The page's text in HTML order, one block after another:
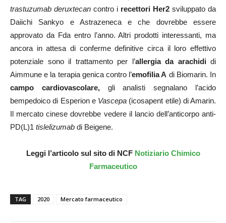
trastuzumab deruxtecan contro i recettori Her2 sviluppato da
Daiichi Sankyo e Astrazeneca e che dovrebbe essere
approvato da Fda entro l’anno. Altri prodotti interessanti, ma
ancora in attesa di conferme definitive circa il loro effettivo
potenziale sono il trattamento per l’allergia da arachididi
Aimmune e la terapia genica contro l’emofilia A di Biomarin. In
campo cardiovascolare,gli analisti segnalano l’acido
bempedoico di Esperion e Vascepa (icosapent etile) di Amarin.
Il mercato cinese dovrebbe vedere il lancio dell’anticorpo anti-
PD(L)1 tislelizumab di Beigene.
Leggi l’articolo sul sito di NCF Notiziario Chimico
Farmaceutico
TAG 2020 Mercato farmaceutico